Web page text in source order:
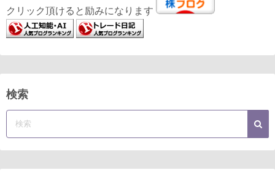
クリック頂けると励みになります
検索